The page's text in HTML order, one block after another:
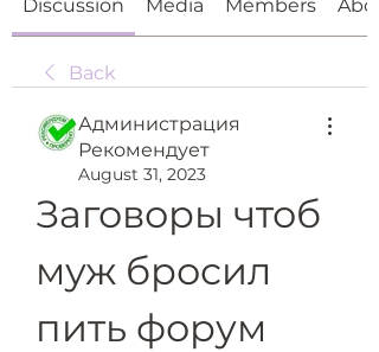
Discussion Media Members
Back
Администрация
Рекомендует
August 31, 2023
Заговоры чтоб
муж бросил
пить форум